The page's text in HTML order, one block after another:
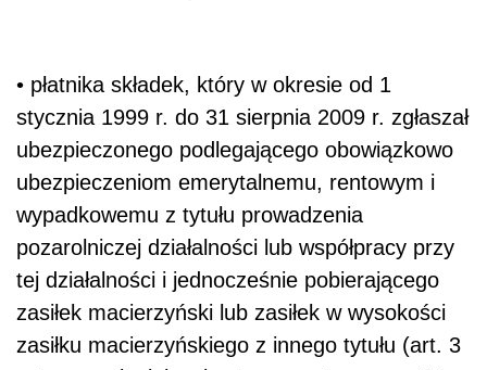
• płatnika składek, który w okresie od 1
stycznia 1999 r. do 31 sierpnia 2009 r. zgłaszał
ubezpieczonego podlegającego obowiązkowo
ubezpieczeniom emerytalnemu, rentowym i
wypadkowemu z tytułu prowadzenia
pozarolniczej działalności lub współpracy przy
tej działalności i jednocześnie pobierającego
zasiłek macierzyński lub zasiłek w wysokości
zasiłku macierzyńskiego z innego tytułu (art. 3